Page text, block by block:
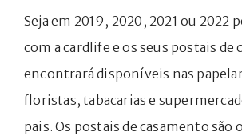
Seja em 2019, 2020, 2021 ou 2022
com a cardlife e os seus postais de
encontrará disponíveis nas
floristas, tabacarias e
pais. Os postais de casamento são